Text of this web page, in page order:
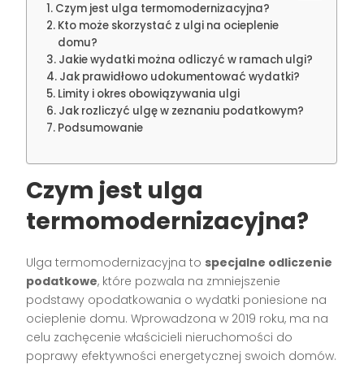
Czym jest ulga termomodernizacyjna?
Kto może skorzystać z ulgi na ocieplenie
domu?
Jakie wydatki można odliczyć w ramach ulgi?
Jak prawidłowo udokumentować wydatki?
Limity i okres obowiązywania ulgi
Jak rozliczyć ulgę w zeznaniu podatkowym?
Podsumowanie
Czym jest ulga
termomodernizacyjna?
Ulga termomodernizacyjna to specjalne odliczenie
podatkowe, które pozwala na zmniejszenie
podstawy opodatkowania o wydatki poniesione na
ocieplenie domu. Wprowadzona w 2019 roku, ma na
celu zachęcenie właścicieli nieruchomości do
poprawy efektywności energetycznej swoich domów.